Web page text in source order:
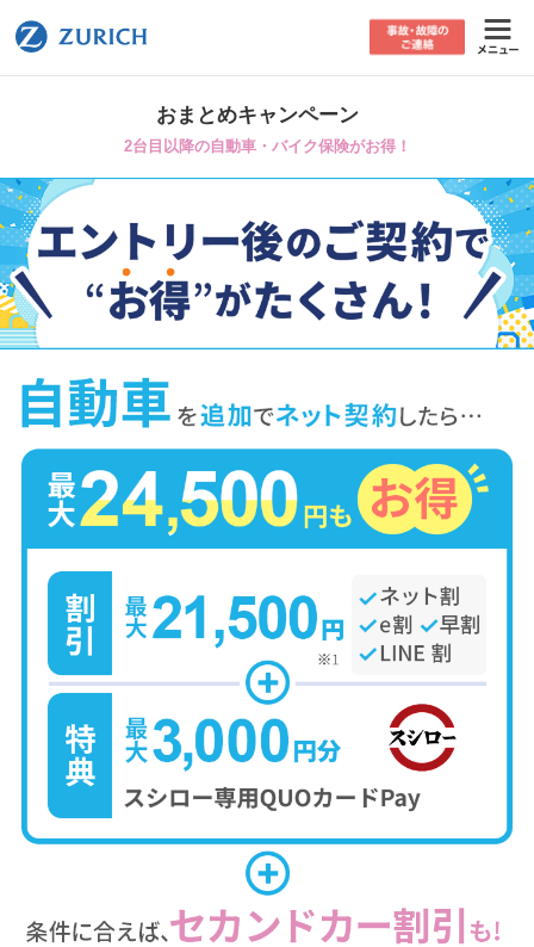
おまとめキャンペーン
2台目以降の自動車・バイク保険がお得！